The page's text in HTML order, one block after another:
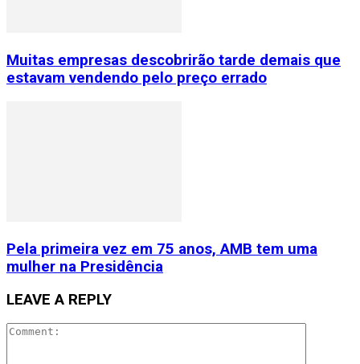
Muitas empresas descobrirão tarde demais que
estavam vendendo pelo preço errado
Pela primeira vez em 75 anos, AMB tem uma
mulher na Presidência
LEAVE A REPLY